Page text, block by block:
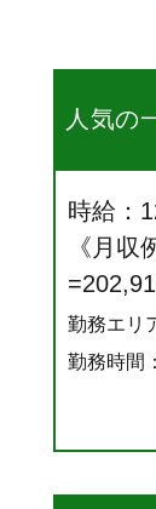
人気の
時給：
《月収
勤務エリ
勤務時間